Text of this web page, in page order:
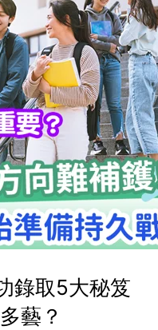
錄取5大秘笈
藝？